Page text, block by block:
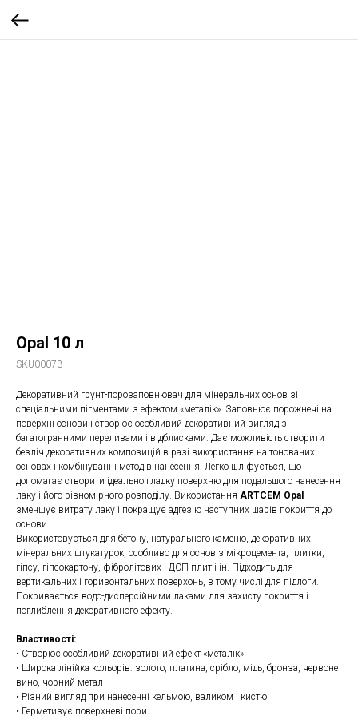
Opal 10 л
SKU00073
Декоративний грунт-порозаповнювач для мінеральних основ зі
спеціальними пігментами з ефектом «металік». Заповнює порожнечі на
поверхні основи і створює особливий декоративний вигляд з
багатогранними переливами і відблисками. Дає можливість створити
безліч декоративних композицій в разі використання на тонованих
основах і комбінуванні методів нанесення. Легко шліфується, що
допомагає створити ідеально гладку поверхню для подальшого нанесення
лаку і його рівномірного розподілу. Використання ARTCEM Opal
зменшує витрату лаку і покращує адгезію наступних шарів покриття до
основи.
Використовується для бетону, натурального каменю, декоративних
мінеральних штукатурок, особливо для основ з мікроцемента, плитки,
гіпсу, гіпсокартону, фібролітових і ДСП плит і ін. Підходить для
вертикальних і горизонтальних поверхонь, в тому числі для підлоги.
Покривається водо-дисперсійними лаками для захисту покриття і
поглиблення декоративного ефекту.
Властивості:
• Створює особливий декоративний ефект «металік»
• Широка лінійка кольорів: золото, платина, срібло, мідь, бронза, червоне
вино, чорний метал
• Різний вигляд при нанесенні кельмою, валиком і кистю
• Герметизує поверхневі пори